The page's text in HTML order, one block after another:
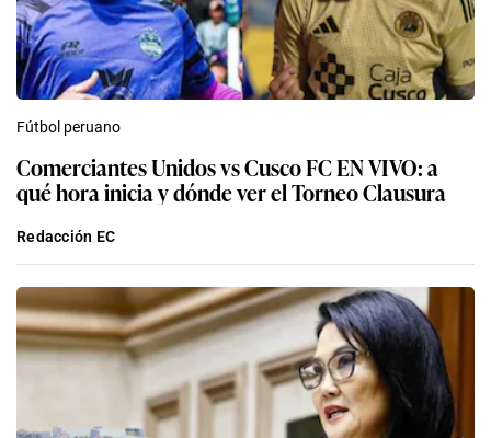
Fútbol peruano
Comerciantes Unidos vs Cusco FC EN VIVO: a
qué hora inicia y dónde ver el Torneo Clausura
Redacción EC